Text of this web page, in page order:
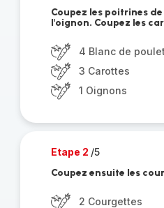
Coupez les poitrines
l'oignon. Coupez les
4 Blanc de poulet
3 Carottes
1 Oignons
Etape 2 /5
Coupez ensuite les
2 Courgettes